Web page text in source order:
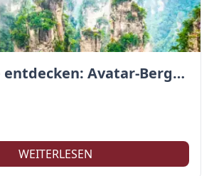
Zhangjiajie entdecken: Avatar-Berge & Altstadt von Fenghuang
WEITERLESEN